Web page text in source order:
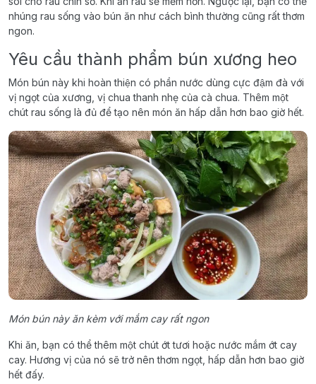
nhúng rau sống vào bún ăn như cách bình thường cũng rất thơm
ngon.
Yêu cầu thành phẩm bún xương heo
Món bún này khi hoàn thiện có phần nước dùng cực đậm đà với
vị ngọt của xương, vị chua thanh nhẹ của cà chua. Thêm một
chút rau sống là đủ để tạo nên món ăn hấp dẫn hơn bao giờ hết.
Món bún này ăn kèm với mắm cay rất ngon
Khi ăn, bạn có thể thêm một chút ớt tươi hoặc nước mắm ớt cay
cay. Hương vị của nó sẽ trở nên thơm ngọt, hấp dẫn hơn bao giờ
hết đấy.